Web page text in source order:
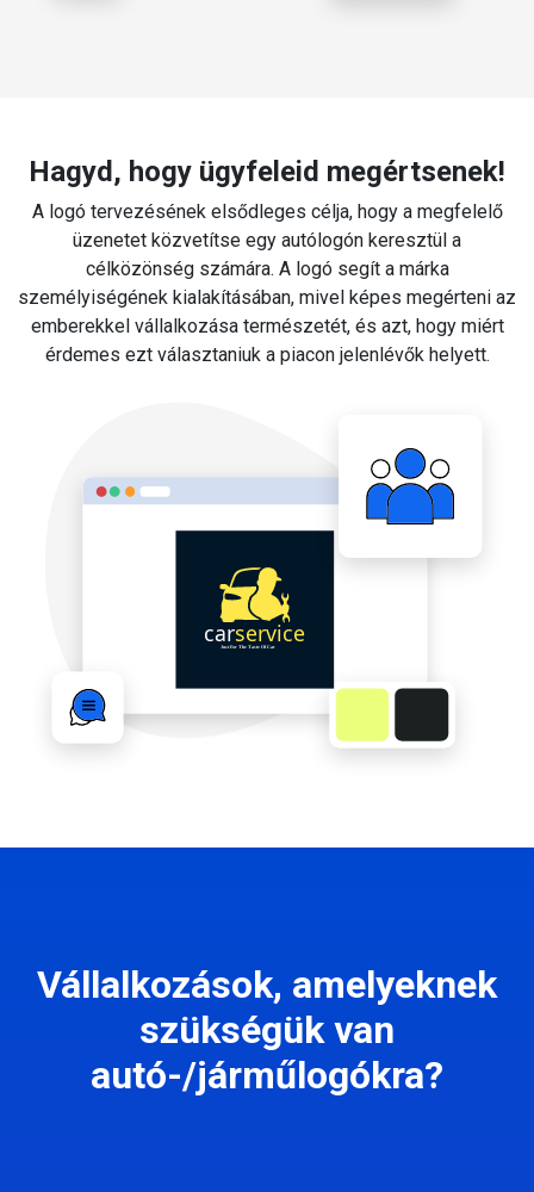
Hagyd, hogy ügyfeleid megértsenek!
A logó tervezésének elsődleges célja, hogy a megfelelő
üzenetet közvetítse egy autólogón keresztül a
célközönség számára. A logó segít a márka
személyiségének kialakításában, mivel képes megérteni az
emberekkel vállalkozása természetét, és azt, hogy miért
érdemes ezt választaniuk a piacon jelenlévők helyett.
Vállalkozások, amelyeknek
szükségük van
autó-/járműlogókra?